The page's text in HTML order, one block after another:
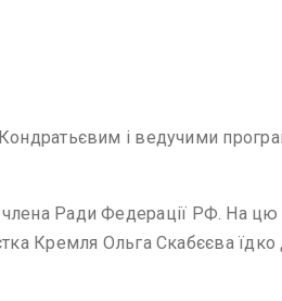
і ведучими
члена Ради Федерації РФ. На
Кремля Ольга Скабєєва їдко